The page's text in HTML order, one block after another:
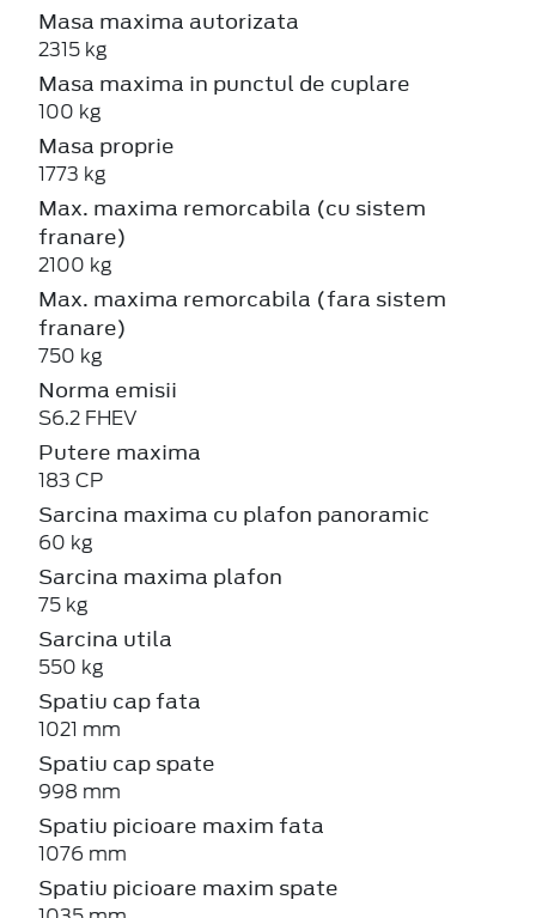
Masa maxima autorizata
2315 kg
Masa maxima in punctul de cuplare
100 kg
Masa proprie
1773 kg
Max. maxima remorcabila (cu sistem
franare)
2100 kg
Max. maxima remorcabila (fara sistem
franare)
750 kg
Norma emisii
S6.2 FHEV
Putere maxima
183 CP
Sarcina maxima cu plafon panoramic
60 kg
Sarcina maxima plafon
75 kg
Sarcina utila
550 kg
Spatiu cap fata
1021 mm
Spatiu cap spate
998 mm
Spatiu picioare maxim fata
1076 mm
Spatiu picioare maxim spate